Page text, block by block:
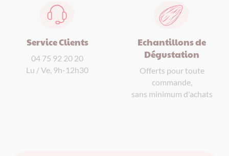
Service Clients
04 75 92 20 20
Lu / Ve, 9h-12h30
Echantillons de
Dégustation
Offerts pour toute
commande,
sans minimum d'achats